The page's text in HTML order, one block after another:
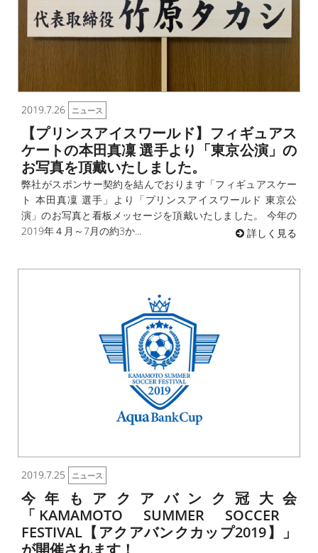
2019.7.26 ニュース
【プリンスアイスワールド】フィギュアス
ケートの本田真凜 選手より「東京公演」の
お写真を頂戴いたしました。
弊社がスポンサー契約を結んでおります「フィギュアスケー
ト 本田真凜 選手」より「プリンスアイスワールド 東京公
演」のお写真と看板メッセージを頂戴いたしました。 今年の
2019年４月～7月の約3か...
詳しく見る
2019.7.25 ニュース
今年もアクアバンク冠大会
「KAMAMOTO SUMMER SOCCER
FESTIVAL【アクアバンクカップ2019】」
が開催されます！